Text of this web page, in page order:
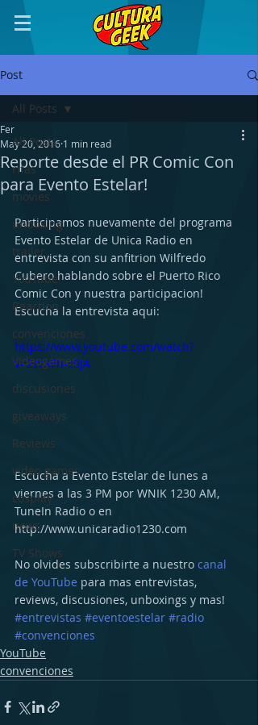
Post
All Posts
rifas
movies
unboxing
trailer
YouTube
Reaction
convenciones
Videogames
discusiones
giveaways
Reviews
video games
cosplay
news
TV Shows
All Posts
Reporte desde el PR Comic Con
para Evento Estelar!
Fer
May 20, 2016 1 min read
Participamos nuevamente del programa
Evento Estelar de Unica Radio en
entrevista con su anfitrion Wilfredo
Cubero hablando sobre el Puerto Rico
Comic Con y nuestra participacion!
Escucha la entrevista aqui:
https://www.youtube.com/watch?
v=2zekFh-c9jA
Escucha a Evento Estelar de lunes a
viernes a las 3 PM por WNIK 1230 AM,
TuneIn Radio o en
http://www.unicaradio1230.com
No olvides subscribirte a nuestro canal
de YouTube para mas entrevistas,
reviews, discusiones, unboxings y mas!
#entrevistas #eventoestelar #radio
#convenciones
YouTube
convenciones